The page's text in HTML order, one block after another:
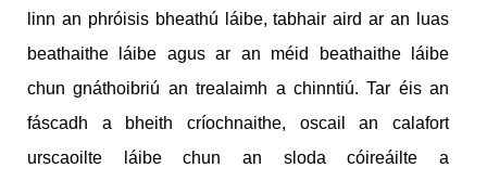
linn an phróisis bheathú láibe, tabhair aird ar an luas
beathaithe láibe agus ar an méid beathaithe láibe
chun gnáthoibriú an trealaimh a chinntiú. Tar éis an
fáscadh a bheith críochnaithe, oscail an calafort
urscaoilte láibe chun an sloda cóireáilte a